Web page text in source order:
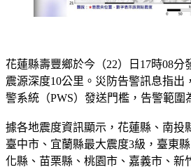
花蓮縣壽豐鄉於今（22）日17時08分
震源深度10公里。災防告警訊息指出
警系統（PWS）發送門檻，告警範圍
據各地震度資訊顯示，花蓮縣、南投
臺中市、宜蘭縣最大震度3級，臺東
化縣、苗栗縣、桃園市、嘉義市、新